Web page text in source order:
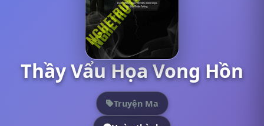
Thầy Vẩu Họa Vong Hồn
Truyện Ma